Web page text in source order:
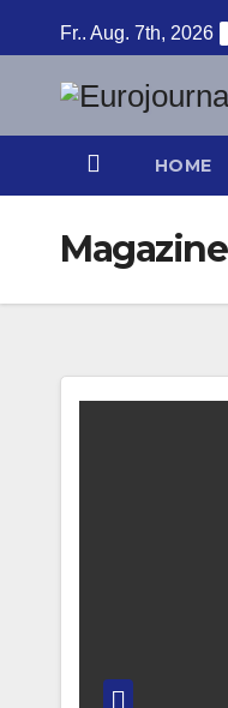
Inhalt
springen
Fr.. Aug. 7th, 2026
HOME
Magazine